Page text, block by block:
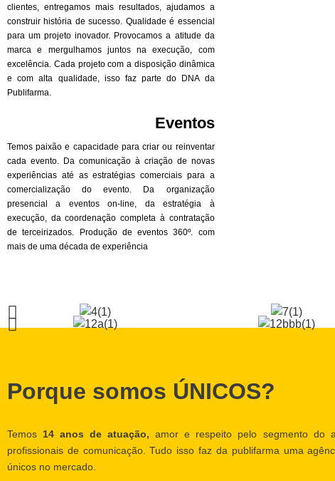
clientes, entregamos mais resultados, ajudamos a
construir história de sucesso. Qualidade é essencial
para um projeto inovador. Provocamos a atitude da
marca e mergulhamos juntos na execução, com
excelência. Cada projeto com a disposição dinâmica
e com alta qualidade, isso faz parte do DNA da
Publifarma.
Eventos
Temos paixão e capacidade para criar ou reinventar
cada evento. Da comunicação à criação de novas
experiências até as estratégias comerciais para a
comercialização do evento. Da organização
presencial a eventos on-line, da estratégia à
execução, da coordenação completa à contratação
de terceirizados. Produção de eventos 360º. com
mais de uma década de experiência
Porque somos ÚNICOS?
Temos 14 anos de atuação, amor e respeito pelo segmento do
profissionais de comunicação. Tudo isso faz da publifarma uma
únicos no mercado.